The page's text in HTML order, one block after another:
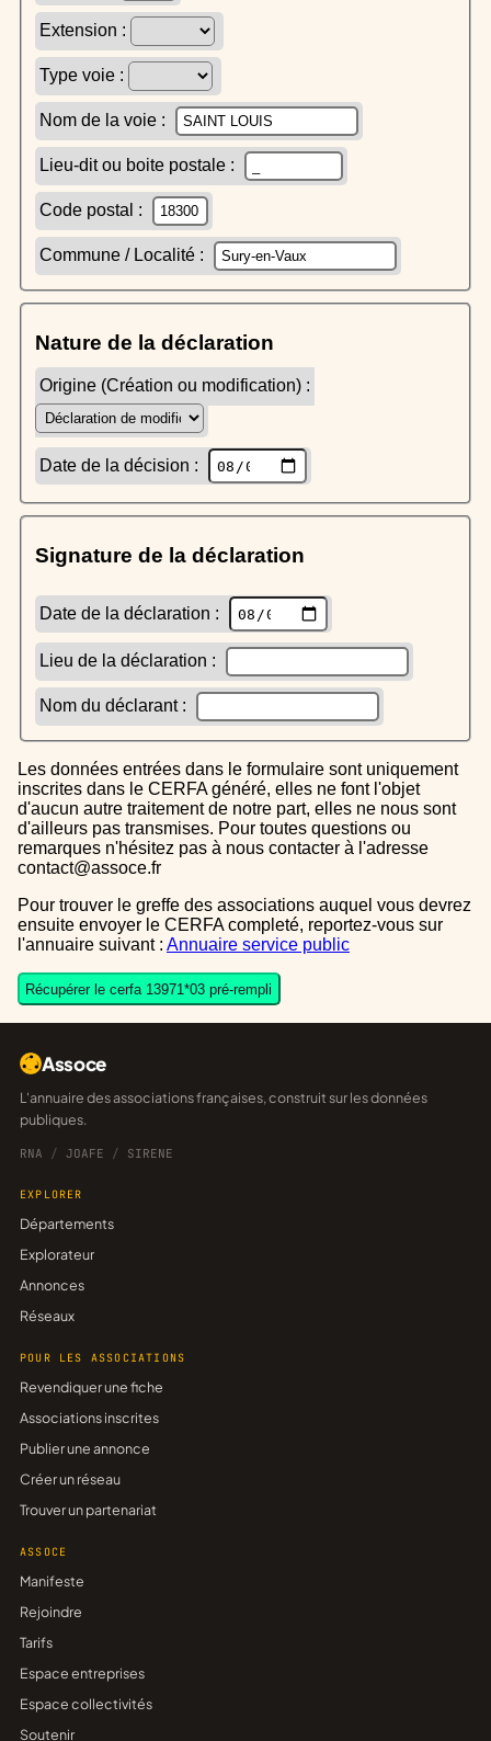
Extension :
Type voie :
Nom de la voie :
Lieu-dit ou boite postale :
Code postal :
Commune / Localité :
Nature de la déclaration
Origine (Création ou modification) :
Date de la décision :
Signature de la déclaration
Date de la déclaration :
Lieu de la déclaration :
Nom du déclarant :
Les données entrées dans le formulaire sont uniquement
inscrites dans le CERFA généré, elles ne font l'objet
d'aucun autre traitement de notre part, elles ne nous sont
d'ailleurs pas transmises. Pour toutes questions ou
remarques n'hésitez pas à nous contacter à l'adresse
contact@assoce.fr
Pour trouver le greffe des associations auquel vous devrez
ensuite envoyer le CERFA completé, reportez-vous sur
l'annuaire suivant : Annuaire service public
Récupérer le cerfa 13971*03 pré-rempli
Assoce
L'annuaire des associations françaises, construit sur les données
publiques.
RNA / JOAFE / SIRENE
EXPLORER
Départements
Explorateur
Annonces
Réseaux
POUR LES ASSOCIATIONS
Revendiquer une fiche
Associations inscrites
Publier une annonce
Créer un réseau
Trouver un partenariat
ASSOCE
Manifeste
Rejoindre
Tarifs
Espace entreprises
Espace collectivités
Soutenir